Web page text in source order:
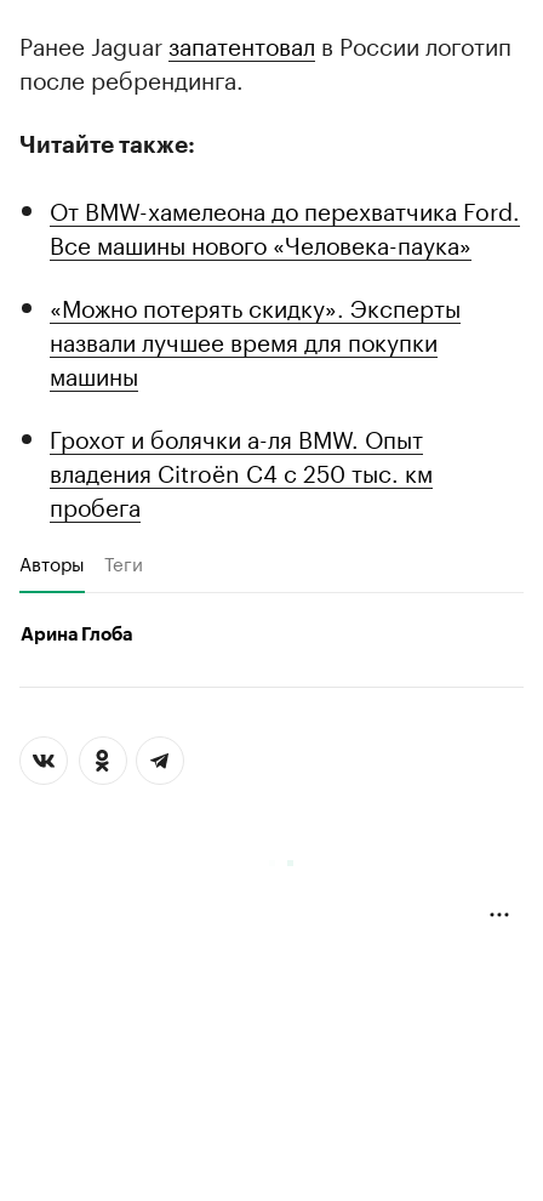
Ранее Jaguarзапатентовал в России логотип
после ребрендинга.
Читайте также:
От BMW-хамелеона до перехватчика Ford.
Все машины нового «Человека-паука»
«Можно потерять скидку». Эксперты
назвали лучшее время для покупки
машины
Грохот и болячки а-ля BMW. Опыт
владения Citroёn C4 с 250 тыс. км
пробега
Авторы Теги
Арина Глоба